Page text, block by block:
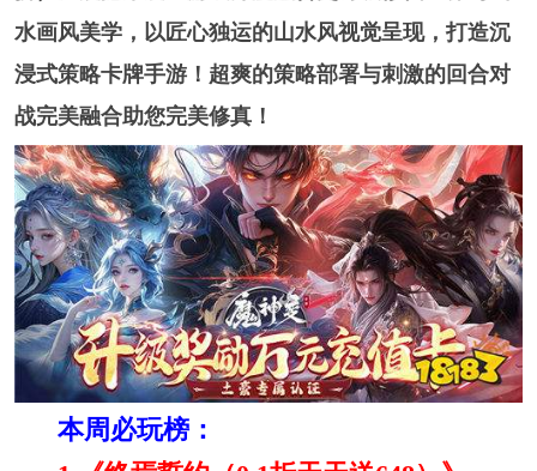
水画风美学，以匠心独运的山水风视觉呈现，打造沉
浸式策略卡牌手游！超爽的策略部署与刺激的回合对
战完美融合助您完美修真！
本周必玩榜：